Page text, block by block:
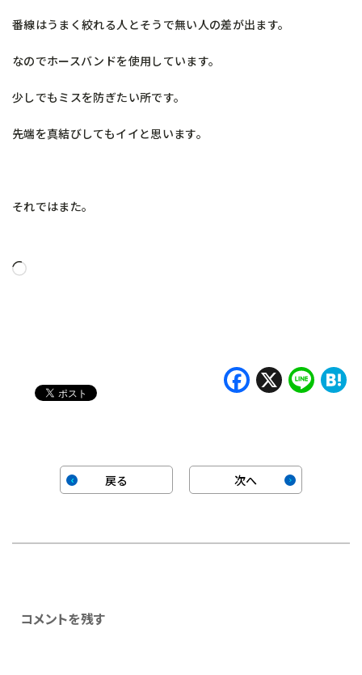
番線はうまく絞れる人とそうで無い人の差が出ます。
なのでホースバンドを使用しています。
少しでもミスを防ぎたい所です。
先端を真結びしてもイイと思います。
それではまた。
読
X
戻る 次へ
コメントを残す